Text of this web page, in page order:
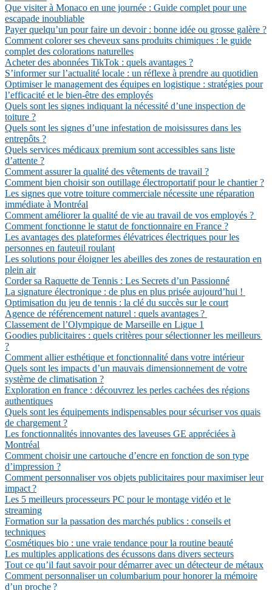
Que visiter à Monaco en une journée : Guide complet pour une
escapade inoubliable
Payer quelqu’un pour faire un devoir : bonne idée ou grosse galère ?
Comment colorer ses cheveux sans produits chimiques : le guide
complet des colorations naturelles
Acheter des abonnées TikTok : quels avantages ?
S’informer sur l’actualité locale : un réflexe à prendre au quotidien
Optimiser le management des équipes en logistique : stratégies pour
l’efficacité et le bien-être des employés
Quels sont les signes indiquant la nécessité d’une inspection de
toiture ?
Quels sont les signes d’une infestation de moisissures dans les
entrepôts ?
Quels services médicaux premium sont accessibles sans liste
d’attente ?
Comment assurer la qualité des vêtements de travail ?
Comment bien choisir son outillage électroportatif pour le chantier ?
Les signes que votre toiture commerciale nécessite une réparation
immédiate à Montréal
Comment améliorer la qualité de vie au travail de vos employés ?
Comment fonctionne le statut de fonctionnaire en France ?
Les avantages des plateformes élévatrices électriques pour les
personnes en fauteuil roulant
Les solutions pour éloigner les abeilles des zones de restauration en
plein air
Corder sa Raquette de Tennis : Les Secrets d’un Passionné
La signature électronique : de plus en plus prisée aujourd’hui !
Optimisation du jeu de tennis : la clé du succès sur le court
Agence de référencement naturel : quels avantages ?
Classement de l’Olympique de Marseille en Ligue 1
Goodies publicitaires : quels critères pour sélectionner les meilleurs
?
Comment allier esthétique et fonctionnalité dans votre intérieur
Quels sont les impacts d’un mauvais dimensionnement de votre
système de climatisation ?
Exploration en france : découvrez les perles cachées des régions
authentiques
Quels sont les équipements indispensables pour sécuriser vos quais
de chargement ?
Les fonctionnalités innovantes des laveuses GE appréciées à
Montréal
Comment choisir une cartouche d’encre en fonction de son type
d’impression ?
Comment personnaliser vos objets publicitaires pour maximiser leur
impact ?
Les 5 meilleurs processeurs PC pour le montage vidéo et le
streaming
Formation sur la passation des marchés publics : conseils et
techniques
Cosmétiques bio : une vraie tendance pour la routine beauté
Les multiples applications des écussons dans divers secteurs
Tout ce qu’il faut savoir pour démarrer avec un détecteur de métaux
Comment personnaliser un columbarium pour honorer la mémoire
d’un proche ?